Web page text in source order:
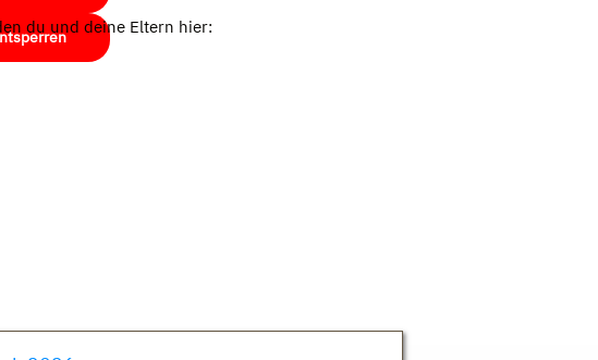
du und deine Eltern hier: